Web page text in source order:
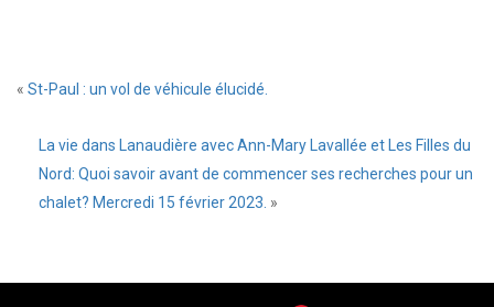
« St-Paul : un vol de véhicule élucidé.
La vie dans Lanaudière avec Ann-Mary Lavallée et Les Filles du
Nord: Quoi savoir avant de commencer ses recherches pour un
chalet? Mercredi 15 février 2023. »